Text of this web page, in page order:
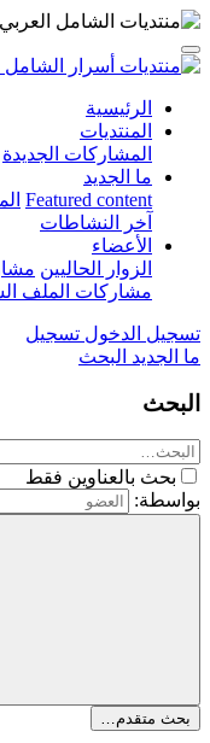
الرئيسية
المنتديات
المشاركات الجديدة
ما الجديد
Featured content
آخر النشاطات
الأعضاء
الزوار الحاليين
مشاركات الملف
تسجيل الدخول تسجيل
ما الجديد البحث
البحث
بحث بالعناوين فقط
بواسطة:
بحث متقدم…